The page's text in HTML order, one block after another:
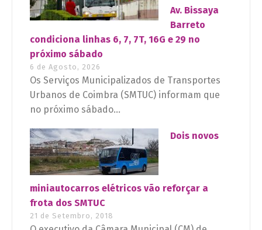
Av. Bissaya
Barreto
condiciona linhas 6, 7, 7T, 16G e 29 no
próximo sábado
6 de Agosto, 2026
Os Serviços Municipalizados de Transportes
Urbanos de Coimbra (SMTUC) informam que
no próximo sábado...
Dois novos
miniautocarros elétricos vão reforçar a
frota dos SMTUC
21 de Setembro, 2018